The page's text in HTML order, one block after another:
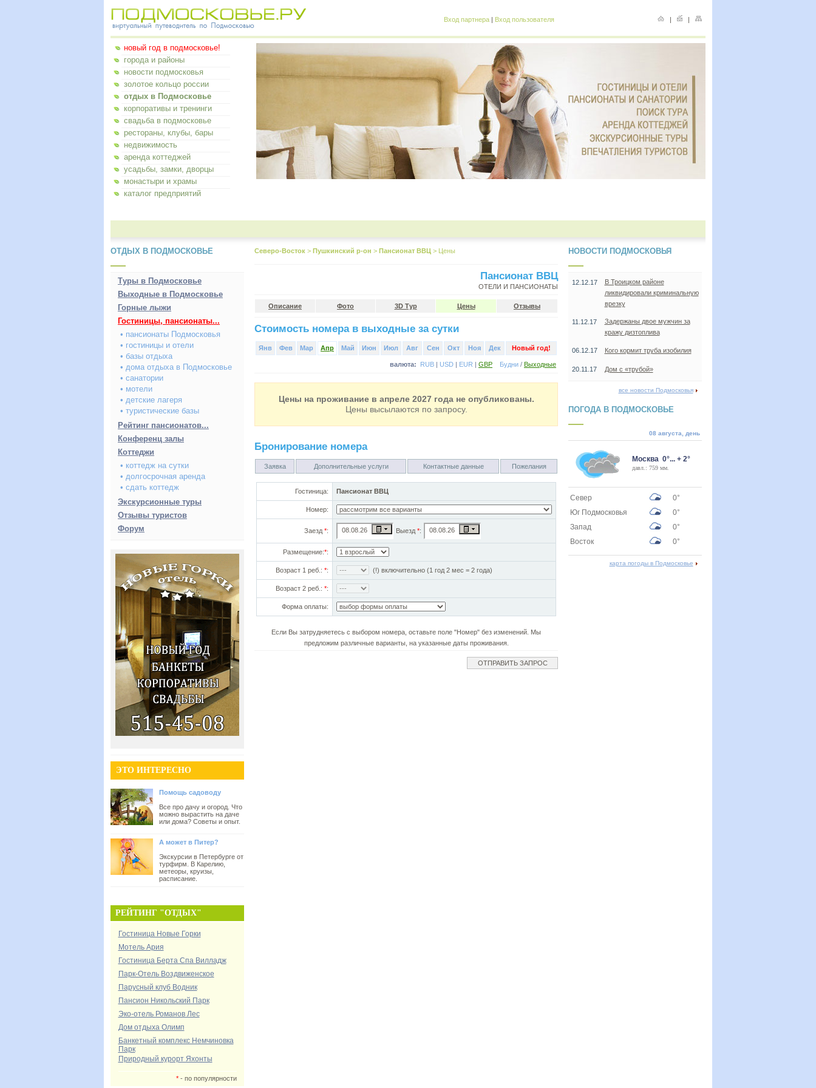
Вход партнера | Вход пользователя | |
новый год в подмосковье!
города и районы
новости подмосковья
золотое кольцо россии
отдых в Подмосковье
корпоративы и тренинги
свадьба в подмосковье
рестораны, клубы, бары
недвижимость
аренда коттеджей
усадьбы, замки, дворцы
монастыри и храмы
каталог предприятий
ОТДЫХ В ПОДМОСКОВЬЕ
Туры в Подмосковье
Выходные в Подмосковье
Горные лыжи
Гостиницы, пансионаты...
• пансионаты Подмосковья
• гостиницы и отели
• базы отдыха
• дома отдыха в Подмосковье
• санатории
• мотели
• детские лагеря
• туристические базы
Рейтинг пансионатов...
Конференц залы
Коттеджи
• коттедж на сутки
• долгосрочная аренда
• сдать коттедж
Экскурсионные туры
Отзывы туристов
Форум
ЭТО ИНТЕРЕСНО
Помощь садоводу
Все про дачу и огород. Что
можно вырастить на даче
или дома? Советы и опыт.
А может в Питер?
Экскурсии в Петербурге от
турфирм. В Карелию,
метеоры, круизы,
расписание.
РЕЙТИНГ "ОТДЫХ"
Гостиница Новые Горки
Мотель Ария
Гостиница Берта Спа Вилладж
Парк-Отель Воздвиженское
Парусный клуб Водник
Пансион Никольский Парк
Эко-отель Романов Лес
Дом отдыха Олимп
Банкетный комплекс Немчиновка
Парк
Природный курорт Яхонты
*- по популярности
Северо-Восток > Пушкинский р-он > Пансионат ВВЦ > Цены
Пансионат ВВЦ
ОТЕЛИ И ПАНСИОНАТЫ
Описание Фото 3D Тур Цены Отзывы
Стоимость номера в выходные за сутки
Янв Фев Мар Апр Май Июн Июл Авг Сен Окт Ноя Дек Новый год!
валюта: RUB | USD | EUR | GBP Будни / Выходные
Цены на проживание в апреле 2027 года не опубликованы.
Цены высылаются по запросу.
Бронирование номера
Заявка Дополнительные услуги Контактные данные Пожелания
Гостиница: Пансионат ВВЦ
Номер:
Заезд *: Выезд *:
Размещение:*:
Возраст 1 реб.: *: (!) включительно (1 год 2 мес = 2 года)
Возраст 2 реб.: *:
Форма оплаты:
Если Вы затрудняетесь с выбором номера, оставьте поле "Номер" без изменений. Мы
предложим различные варианты, на указанные даты проживания.
НОВОСТИ ПОДМОСКОВЬЯ
12.12.17
В Троицком районе
ликвидировали криминальную
врезку
11.12.17
Задержаны двое мужчин за
кражу дизтоплива
06.12.17 Кого кормит труба изобилия
20.11.17 Дом с «трубой»
все новости Подмосковья
ПОГОДА В ПОДМОСКОВЬЕ
08 августа, день
Москва 0°... + 2°
давл.: 759 мм.
Север
0°
Юг Подмосковья
0°
Запад
0°
Восток
0°
карта погоды в Подмосковье